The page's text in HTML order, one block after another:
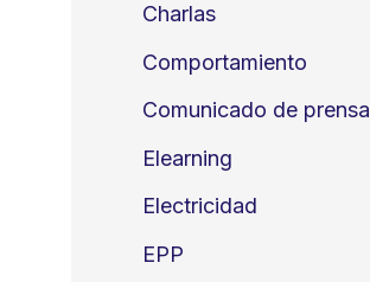
Charlas
Comportamiento
Comunicado de prensa
Elearning
Electricidad
EPP